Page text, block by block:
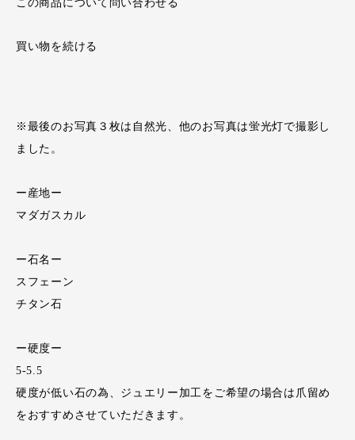
この商品について問い合わせる
買い物を続ける
※最後のお写真３枚は自然光、他のお写真は蛍光灯で撮影し
ました。
ー産地ー
マダガスカル
ー石名ー
スフェーン
チタン石
ー硬度ー
5-5.5
硬度が低い石の為、ジュエリー加工をご希望の場合は爪留め
をおすすめさせていただきます。